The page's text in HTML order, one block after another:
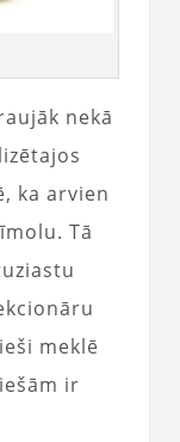
nekā
ka arvien
Tā
meklē
ir